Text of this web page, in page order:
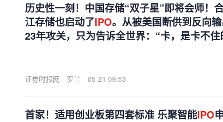
历史性一刻！中国存储“双子星”即将会师！
江存储也启动了IPO。从被美国断供到反向
23年攻关，只为告诉全世界：“卡，是卡不住
证券时报网 罗兰 05-21 09:53
首家！适用创业板第四套标准 乐聚智能IPO